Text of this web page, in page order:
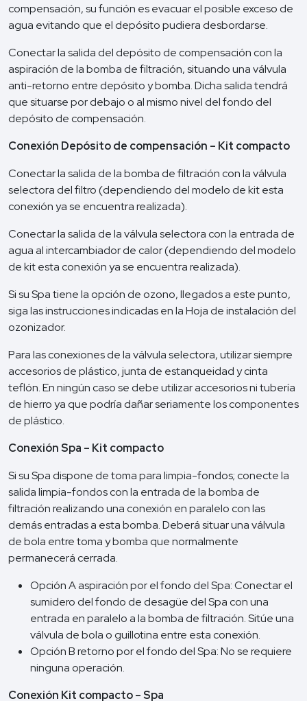
compensación, su función es evacuar el posible exceso de
agua evitando que el depósito pudiera desbordarse.
Conectar la salida del depósito de compensación con la
aspiración de la bomba de filtración, situando una válvula
anti-retorno entre depósito y bomba. Dicha salida tendrá
que situarse por debajo o al mismo nivel del fondo del
depósito de compensación.
Conexión Depósito de compensación – Kit compacto
Conectar la salida de la bomba de filtración con la válvula
selectora del filtro (dependiendo del modelo de kit esta
conexión ya se encuentra realizada).
Conectar la salida de la válvula selectora con la entrada de
agua al intercambiador de calor (dependiendo del modelo
de kit esta conexión ya se encuentra realizada).
Si su Spa tiene la opción de ozono, llegados a este punto,
siga las instrucciones indicadas en la Hoja de instalación del
ozonizador.
Para las conexiones de la válvula selectora, utilizar siempre
accesorios de plástico, junta de estanqueidad y cinta
teflón. En ningún caso se debe utilizar accesorios ni tubería
de hierro ya que podría dañar seriamente los componentes
de plástico.
Conexión Spa – Kit compacto
Si su Spa dispone de toma para limpia-fondos; conecte la
salida limpia-fondos con la entrada de la bomba de
filtración realizando una conexión en paralelo con las
demás entradas a esta bomba. Deberá situar una válvula
de bola entre toma y bomba que normalmente
permanecerá cerrada.
Opción A aspiración por el fondo del Spa: Conectar el
sumidero del fondo de desagüe del Spa con una
entrada en paralelo a la bomba de filtración. Sitúe una
válvula de bola o guillotina entre esta conexión.
Opción B retorno por el fondo del Spa: No se requiere
ninguna operación.
Conexión Kit compacto – Spa